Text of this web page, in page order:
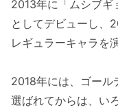
2013年に「ムシブギ
としてデビューし、
レギュラーキャラを
2018年には、ゴール
選ばれてからは、い